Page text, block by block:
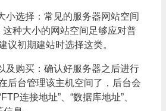
小选择：常见的服务器网站空间
种大小的网站空间足够应对普
议初期建站时选择这类。
及购买：确认好服务器之后进行
后台管理该主机空间了，后台会
连接地址”、“数据库地址”、